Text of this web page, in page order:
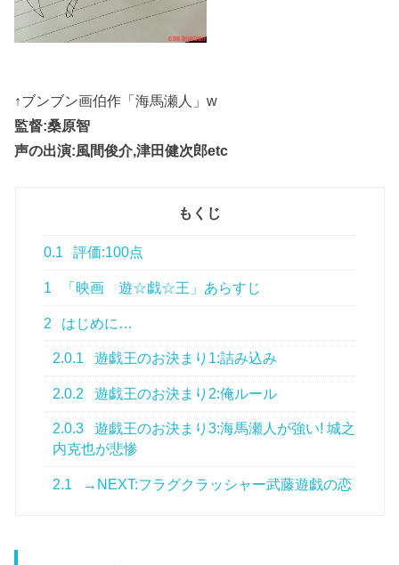
↑ブンブン画伯作「海馬瀬人」w
監督:桑原智
声の出演:風間俊介,津田健次郎etc
もくじ
0.1 評価:100点
1 「映画 遊☆戯☆王」あらすじ
2 はじめに…
2.0.1 遊戯王のお決まり1:詰み込み
2.0.2 遊戯王のお決まり2:俺ルール
2.0.3
遊戯王のお決まり3:海馬瀬人が強い! 城之
内克也が悲惨
2.1 →NEXT:フラグクラッシャー武藤遊戯の恋